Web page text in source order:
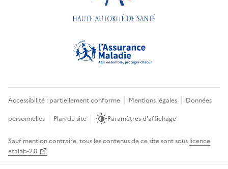
Accessibilité : partiellement conforme Mentions légales
Données
personnelles
Plan du site Paramètres d'affichage
Sauf mention contraire, tous les contenus de ce site sont sous licence
etalab-2.0